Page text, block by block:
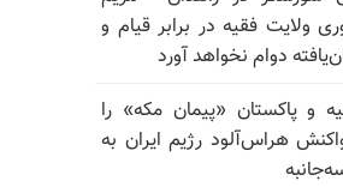
ولایت فقیه در برابر قیام و
دوام نخواهد آورد
و پاکستان «پیمان مکه» را
هراس‌آلود رژیم ایران به